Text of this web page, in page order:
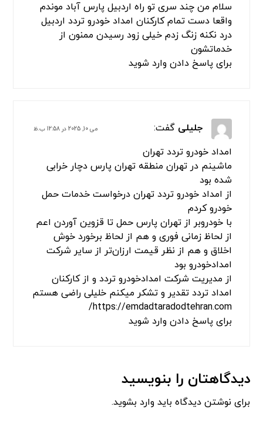
سلام من چند سری تو راه اردبیل پارس آباد موندم
واقعا دست تمام کارکنان امداد خودرو تردد اردبیل
درد نکنه زنگ زدم خیلی زود رسیدن ممنون از
خدماتشون
برای پاسخ دادن وارد شوید
جلیلی گفت: می 10, 2025 در 12:58 ب.ظ
امداد خودرو تردد تهران
ماشینم در تهران منطقه تهران پارس دچار خرابی
شده بود
از امداد خودرو تردد تهران درخواست خدمات حمل
خودرو کردم
با خودروبر از تهران پارس حمل تا قزوین آوردن اعم
از لحاظ زمانی فوری و هم از لحاظ برخورد خوش
اخلاق و هم از نظر قیمت ارزان‌تر از سایر شرکت
امدادخودرو بود
از مدیریت شرکت امدادخودرو تردد و از کارکنان
امداد تردد تقدیر و تشکر میکنم خلیلی راضی هستم
https://emdadtaradodtehran.com/
برای پاسخ دادن وارد شوید
دیدگاهتان را بنویسید
برای نوشتن دیدگاه باید وارد بشوید.